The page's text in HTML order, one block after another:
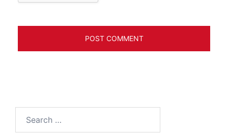
for: